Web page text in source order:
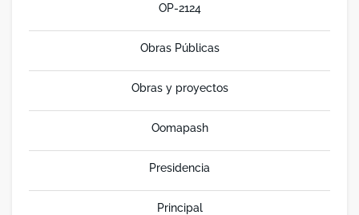
OP-2124
Obras Públicas
Obras y proyectos
Oomapash
Presidencia
Principal